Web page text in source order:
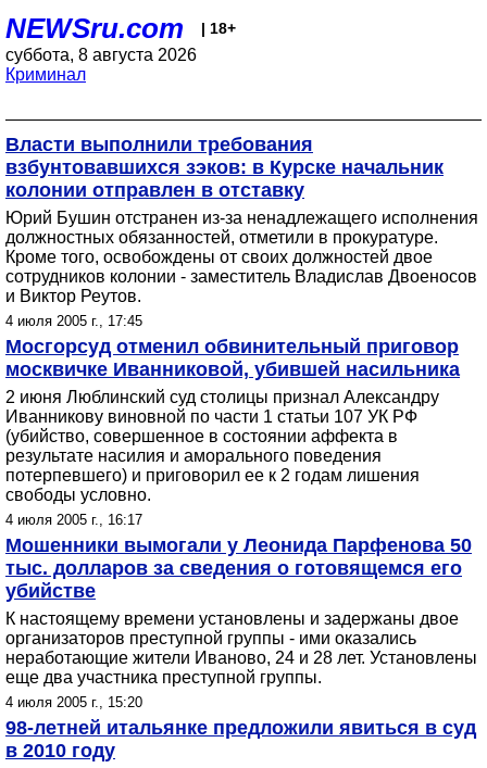
NEWSru.com | 18+
суббота, 8 августа 2026
Криминал
Власти выполнили требования
взбунтовавшихся зэков: в Курске начальник
колонии отправлен в отставку
Юрий Бушин отстранен из-за ненадлежащего исполнения
должностных обязанностей, отметили в прокуратуре.
Кроме того, освобождены от своих должностей двое
сотрудников колонии - заместитель Владислав Двоеносов
и Виктор Реутов.
4 июля 2005 г., 17:45
Мосгорсуд отменил обвинительный приговор
москвичке Иванниковой, убившей насильника
2 июня Люблинский суд столицы признал Александру
Иванникову виновной по части 1 статьи 107 УК РФ
(убийство, совершенное в состоянии аффекта в
результате насилия и аморального поведения
потерпевшего) и приговорил ее к 2 годам лишения
свободы условно.
4 июля 2005 г., 16:17
Мошенники вымогали у Леонида Парфенова 50
тыс. долларов за сведения о готовящемся его
убийстве
К настоящему времени установлены и задержаны двое
организаторов преступной группы - ими оказались
неработающие жители Иваново, 24 и 28 лет. Установлены
еще два участника преступной группы.
4 июля 2005 г., 15:20
98-летней итальянке предложили явиться в суд
в 2010 году